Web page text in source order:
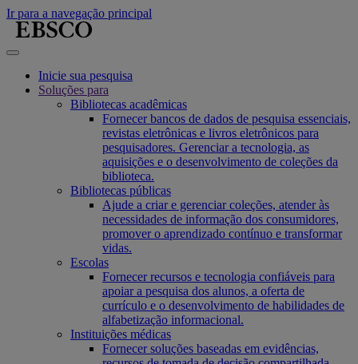
Ir para a navegação principal
Inicie sua pesquisa
Soluções para
Bibliotecas acadêmicas
Fornecer bancos de dados de pesquisa essenciais,
revistas eletrônicas e livros eletrônicos para
pesquisadores. Gerenciar a tecnologia, as
aquisições e o desenvolvimento de coleções da
biblioteca.
Bibliotecas públicas
Ajude a criar e gerenciar coleções, atender às
necessidades de informação dos consumidores,
promover o aprendizado contínuo e transformar
vidas.
Escolas
Fornecer recursos e tecnologia confiáveis para
apoiar a pesquisa dos alunos, a oferta de
currículo e o desenvolvimento de habilidades de
alfabetização informacional.
Instituições médicas
Fornecer soluções baseadas em evidências,